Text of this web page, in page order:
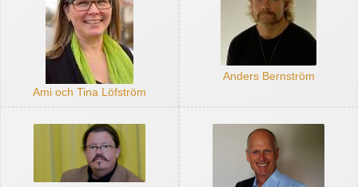
Ami och Tina Löfström
Anders Bernström